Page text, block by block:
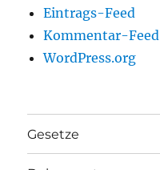
Eintrags-Feed
Kommentar-Feed
WordPress.org
Gesetze